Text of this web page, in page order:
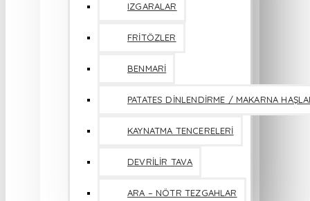
IZGARALAR
FRİTÖZLER
BENMARİ
PATATES DİNLENDİRME / MAKARNA
KAYNATMA TENCERELERİ
DEVRİLİR TAVA
ARA – NÖTR TEZGAHLAR